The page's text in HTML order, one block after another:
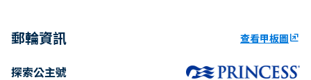
郵輪資訊 查看甲板圖ungroup
探索公主號